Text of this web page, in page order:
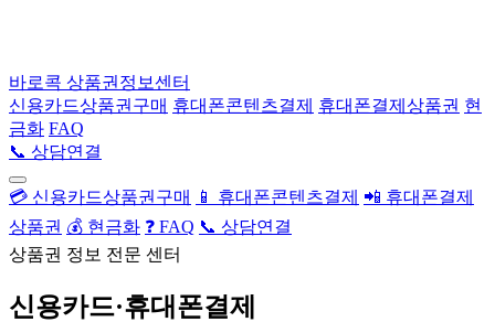
바로콕 상품권정보센터
신용카드상품권구매 휴대폰콘텐츠결제 휴대폰결제상품권 현
금화 FAQ
📞 상담연결
💳 신용카드상품권구매 📱 휴대폰콘텐츠결제 📲 휴대폰결제
상품권 💰 현금화 ❓ FAQ 📞 상담연결
상품권 정보 전문 센터
신용카드·휴대폰결제